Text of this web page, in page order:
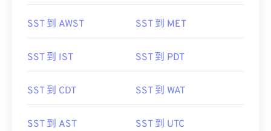
SST 到 AWST SST 到 MET
SST 到 IST SST 到 PDT
SST 到 CDT SST 到 WAT
SST 到 AST SST 到 UTC